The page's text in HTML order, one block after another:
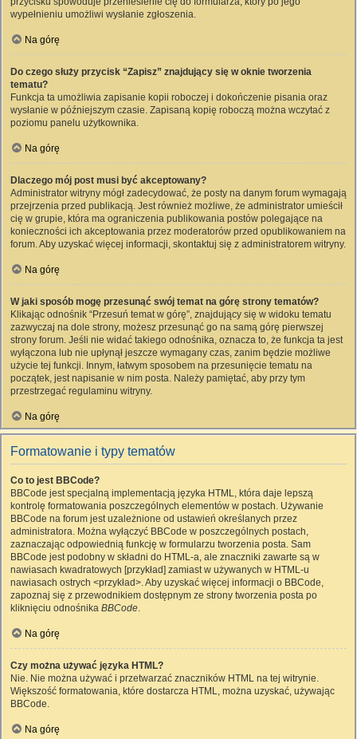
wypełnieniu umożliwi wysłanie zgłoszenia.
Na górę
Do czego służy przycisk “Zapisz” znajdujący się w oknie tworzenia
tematu?
Funkcja ta umożliwia zapisanie kopii roboczej i dokończenie pisania oraz
wysłanie w późniejszym czasie. Zapisaną kopię roboczą można wczytać z
poziomu panelu użytkownika.
Na górę
Dlaczego mój post musi być akceptowany?
Administrator witryny mógł zadecydować, że posty na danym forum wymagają
przejrzenia przed publikacją. Jest również możliwe, że administrator umieścił
cię w grupie, która ma ograniczenia publikowania postów polegające na
konieczności ich akceptowania przez moderatorów przed opublikowaniem na
forum. Aby uzyskać więcej informacji, skontaktuj się z administratorem witryny.
Na górę
W jaki sposób mogę przesunąć swój temat na górę strony tematów?
Klikając odnośnik “Przesuń temat w górę”, znajdujący się w widoku tematu
zazwyczaj na dole strony, możesz przesunąć go na samą górę pierwszej
strony forum. Jeśli nie widać takiego odnośnika, oznacza to, że funkcja ta jest
wyłączona lub nie upłynął jeszcze wymagany czas, zanim będzie możliwe
użycie tej funkcji. Innym, łatwym sposobem na przesunięcie tematu na
początek, jest napisanie w nim posta. Należy pamiętać, aby przy tym
przestrzegać regulaminu witryny.
Na górę
Formatowanie i typy tematów
Co to jest BBCode?
BBCode jest specjalną implementacją języka HTML, która daje lepszą
kontrolę formatowania poszczególnych elementów w postach. Używanie
BBCode na forum jest uzależnione od ustawień określanych przez
administratora. Można wyłączyć BBCode w poszczególnych postach,
zaznaczając odpowiednią funkcję w formularzu tworzenia posta. Sam
BBCode jest podobny w składni do HTML-a, ale znaczniki zawarte są w
nawiasach kwadratowych [przykład] zamiast w używanych w HTML-u
nawiasach ostrych <przykład>. Aby uzyskać więcej informacji o BBCode,
zapoznaj się z przewodnikiem dostępnym ze strony tworzenia posta po
kliknięciu odnośnika BBCode.
Na górę
Czy można używać języka HTML?
Nie. Nie można używać i przetwarzać znaczników HTML na tej witrynie.
Większość formatowania, które dostarcza HTML, można uzyskać, używając
BBCode.
Na górę